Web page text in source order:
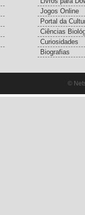
Jogos Online
Portal da
Ciências
Curiosidades
Biografias
©